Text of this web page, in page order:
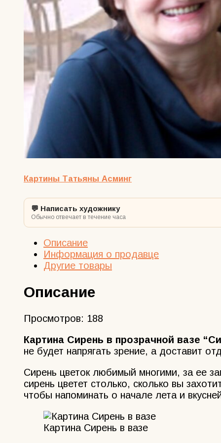
Картины Татьяны Асминг
💬 Написать художнику
Обычно отвечает в течение часа
Описание
Информация о продавце
Другие товары
Описание
Просмотров: 188
Картина Сирень в прозрачной вазе
не будет напрягать зрение, а доставит
Сирень цветок любимый многими, за ее
сирень цветет столько, сколько вы
чтобы напоминать о начале лета и
Картина Сирень в вазе